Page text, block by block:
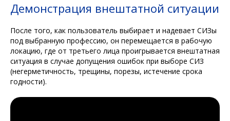
Демонстрация внештатной ситуации
После того, как пользователь выбирает и надевает СИЗы
под выбранную профессию, он перемещается в рабочую
локацию, где от третьего лица проигрывается внештатная
ситуация в случае допущения ошибок при выборе СИЗ
(негерметичность, трещины, порезы, истечение срока
годности).